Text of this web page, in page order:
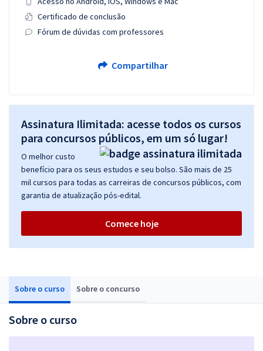
Sobre o curso Sobre o concurso
Sobre o curso
Certificado de conclusão
Fórum de dúvidas com professores
Compartilhar
Assinatura Ilimitada: acesse todos os cursos
para concursos públicos, em um só lugar!
O melhor custo
benefício para os seus estudos e seu bolso. São mais de 25
mil cursos para todas as carreiras de concursos públicos, com
garantia de atualização pós-edital.
Comece hoje